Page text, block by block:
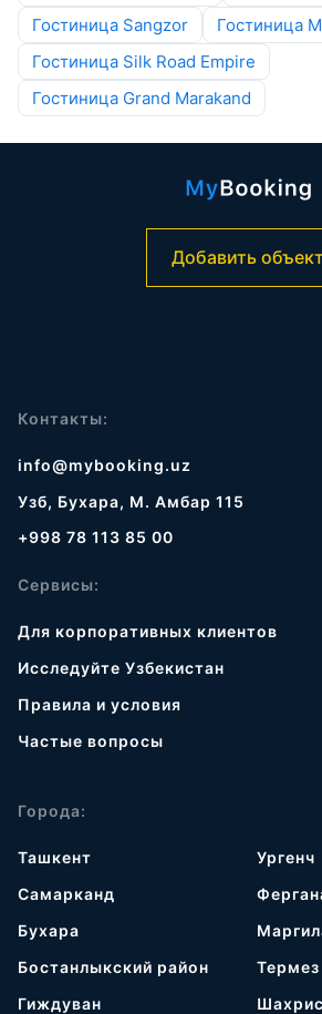
Гостиница Sangzor
Гостиница
Гостиница Silk Road Empire
Гостиница Grand Marakand
Добавить объект
Контакты:
info@mybooking.uz
Узб, Бухара, М. Амбар 115
+998 78 113 85 00
Сервисы:
Для корпоративных клиентов
Исследуйте Узбекистан
Правила и условия
Частые вопросы
Города:
Ташкент
Самарканд
Бухара
Бостанлыкский район
Гиждуван
Ургенч
Термез